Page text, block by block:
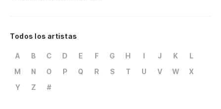
Todos los artistas
A B C D E F G H I J K
L
M
N O P Q R S T U V W
X
Y
Z #